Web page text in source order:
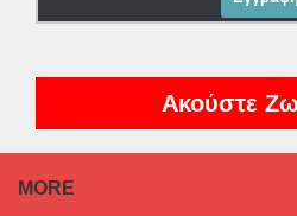
Ακούστε
MORE